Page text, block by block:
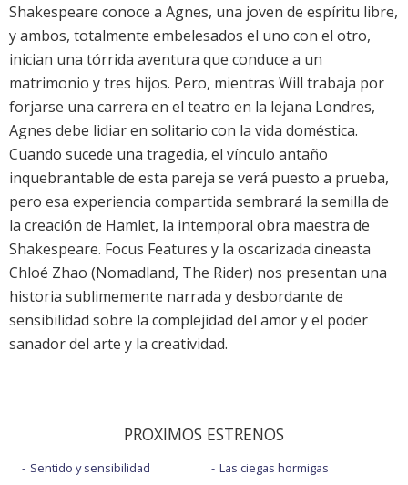
Shakespeare conoce a Agnes, una joven de espíritu libre,
y ambos, totalmente embelesados el uno con el otro,
inician una tórrida aventura que conduce a un
matrimonio y tres hijos. Pero, mientras Will trabaja por
forjarse una carrera en el teatro en la lejana Londres,
Agnes debe lidiar en solitario con la vida doméstica.
Cuando sucede una tragedia, el vínculo antaño
inquebrantable de esta pareja se verá puesto a prueba,
pero esa experiencia compartida sembrará la semilla de
la creación de Hamlet, la intemporal obra maestra de
Shakespeare. Focus Features y la oscarizada cineasta
Chloé Zhao (Nomadland, The Rider) nos presentan una
historia sublimemente narrada y desbordante de
sensibilidad sobre la complejidad del amor y el poder
sanador del arte y la creatividad.
PROXIMOS ESTRENOS
Sentido y sensibilidad
Las ciegas hormigas